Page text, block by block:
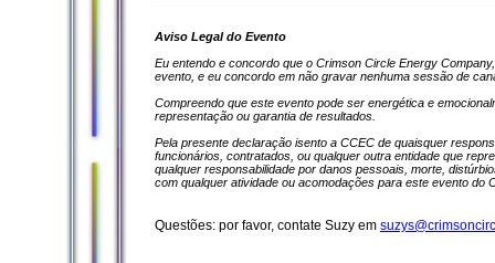
Aviso Legal do Evento
Eu entendo e concordo que o Crimson Circle Energy
evento, e eu concordo em não gravar nenhuma sessão de
Compreendo que este evento pode ser energética e
representação ou garantia de resultados.
Pela presente declaração isento a CCEC de quaisquer
funcionários, contratados, ou qualquer outra entidade que
qualquer responsabilidade por danos pessoais, morte,
com qualquer atividade ou acomodações para este evento do
Questões: por favor, contate Suzy em